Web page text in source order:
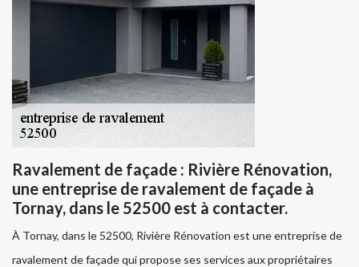
Ravalement de façade : Rivière Rénovation,
une entreprise de ravalement de façade à
Tornay, dans le 52500 est à contacter.
À Tornay, dans le 52500, Rivière Rénovation est une entreprise de
ravalement de façade qui propose ses services aux propriétaires